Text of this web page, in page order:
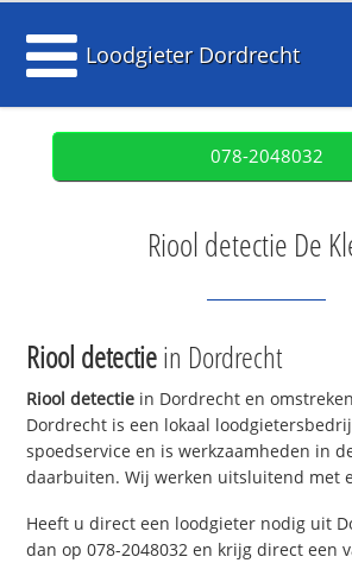
Loodgieter Dordrecht
078-2048032
Riool detectie De
Riool detectiein Dordrecht
Riool detectie in Dordrecht en
Dordrecht is een lokaal
spoedservice en is werkzaamheden in
daarbuiten. Wij werken uitsluitend met
Heeft u direct een loodgieter nodig uit
dan op 078-2048032 en krijg direct een